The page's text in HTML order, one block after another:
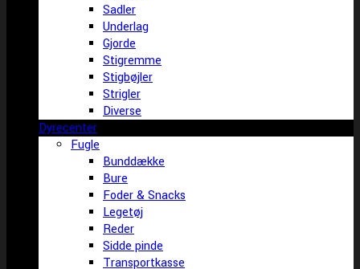
Sadler
Underlag
Gjorde
Stigremme
Stigbøjler
Strigler
Diverse
Dyrecenter
Fugle
Bunddække
Bure
Foder & Snacks
Legetøj
Reder
Sidde pinde
Transportkasse